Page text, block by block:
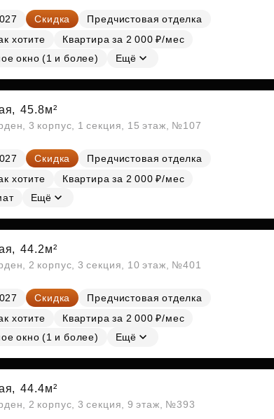
Скидка
Предчистовая отделка
хотите
Квартира за 2 000 ₽/мес
окно (1 и более)
Ещё
45.8м²
3 корпус, 1 секция, 15 этаж, №107
Скидка
Предчистовая отделка
хотите
Квартира за 2 000 ₽/мес
Ещё
44.2м²
2 корпус, 3 секция, 10 этаж, №401
Скидка
Предчистовая отделка
хотите
Квартира за 2 000 ₽/мес
окно (1 и более)
Ещё
44.4м²
2 корпус, 3 секция, 9 этаж, №393